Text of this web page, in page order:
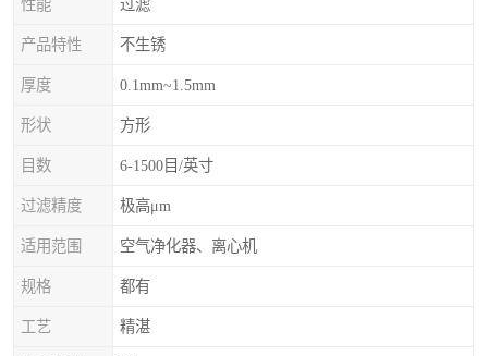
性能 过滤
产品特性 不生锈
厚度 0.1mm~1.5mm
形状 方形
目数 6-1500目/英寸
过滤精度 极高μm
适用范围 空气净化器、离心机
规格 都有
工艺 精湛